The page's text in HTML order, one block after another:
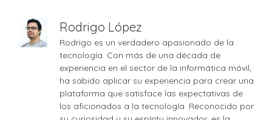
Rodrigo López
Rodrigo es un verdadero apasionado de la
tecnología. Con más de una década de
experiencia en el sector de la informática móvil,
ha sabido aplicar su experiencia para crear una
plataforma que satisface las expectativas de
los aficionados a la tecnología. Reconocido por